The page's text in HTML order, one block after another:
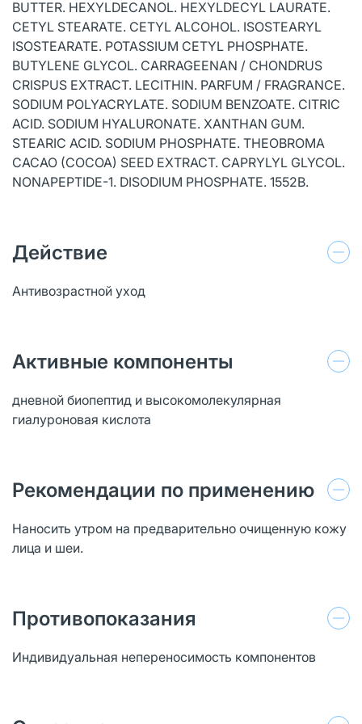
BUTTER. HEXYLDECANOL. HEXYLDECYL LAURATE.
CETYL STEARATE. CETYL ALCOHOL. ISOSTEARYL
ISOSTEARATE. POTASSIUM CETYL PHOSPHATE.
BUTYLENE GLYCOL. CARRAGEENAN / CHONDRUS
CRISPUS EXTRACT. LECITHIN. PARFUM / FRAGRANCE.
SODIUM POLYACRYLATE. SODIUM BENZOATE. CITRIC
ACID. SODIUM HYALURONATE. XANTHAN GUM.
STEARIC ACID. SODIUM PHOSPHATE. THEOBROMA
CACAO (COCOA) SEED EXTRACT. CAPRYLYL GLYCOL.
NONAPEPTIDE-1. DISODIUM PHOSPHATE. 1552B.
Действие
Антивозрастной уход
Активные компоненты
дневной биопептид и высокомолекулярная
гиалуроновая кислота
Рекомендации по применению
Наносить утром на предварительно очищенную кожу
лица и шеи.
Противопоказания
Индивидуальная непереносимость компонентов